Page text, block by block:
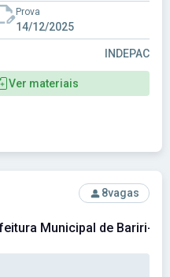
Prova
14/12/2025
INDEPAC
Ver materiais
SP - Prefeitura Municipal
8vagas
Municipal de Bariri-SP